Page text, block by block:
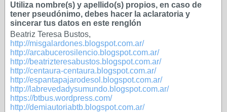
Utiliza nombre(s) y apellido(s) propios, en caso de
tener pseudónimo, debes hacer la aclaratoria y
sincerar tus datos en este renglón
Beatriz Teresa Bustos,
http://misgalardones.blogspot.com.ar/
http://arcabucerosilencio.blogspot.com.ar/
http://beatrizteresabustos.blogspot.com.ar/
http://centaura-centaura.blogspot.com.ar/
http://espantapajarodesol.blogspot.com.ar/
http://labrevedadysumundo.blogspot.com.ar/
https://btbus.wordpress.com/
http://demiautoriabtb.blogspot.com.ar/